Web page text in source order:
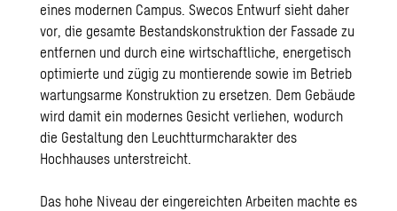
eines modernen Campus. Swecos Entwurf sieht daher
vor, die gesamte Bestandskonstruktion der Fassade zu
entfernen und durch eine wirtschaftliche, energetisch
optimierte und zügig zu montierende sowie im Betrieb
wartungsarme Konstruktion zu ersetzen. Dem Gebäude
wird damit ein modernes Gesicht verliehen, wodurch
die Gestaltung den Leuchtturmcharakter des
Hochhauses unterstreicht.
Das hohe Niveau der eingereichten Arbeiten machte es